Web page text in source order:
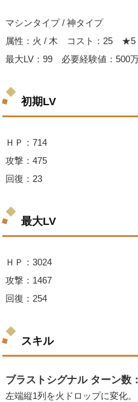
マシンタイプ / 神タイプ
属性：火 / 木 コスト：25 ★5
最大LV：99 必要経験値：500
初期LV
ＨＰ：714
攻撃：475
回復：23
最大LV
ＨＰ：3024
攻撃：1467
回復：254
スキル
ブラストシグナル ターン
左端縦1列を火ドロップに変化